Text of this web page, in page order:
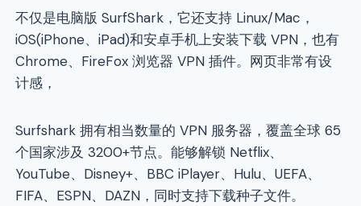
不仅是电脑版 SurfShark，它还支持 Linux/Mac，
iOS(iPhone、iPad)和安卓手机上安装下载 VPN，也有
Chrome、FireFox 浏览器 VPN 插件。网页非常有设
计感，
Surfshark 拥有相当数量的 VPN 服务器，覆盖全球 65
个国家涉及 3200+节点。能够解锁 Netflix、
YouTube、Disney+、BBC iPlayer、Hulu、UEFA、
FIFA、ESPN、DAZN，同时支持下载种子文件。